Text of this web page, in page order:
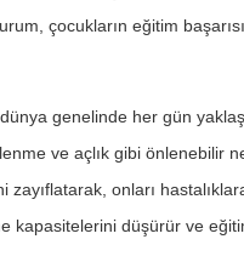
çocukların eğitim
genelinde her gün
ve açlık gibi önlenebilir
zayıflatarak, onları
kapasitelerini düşürür ve